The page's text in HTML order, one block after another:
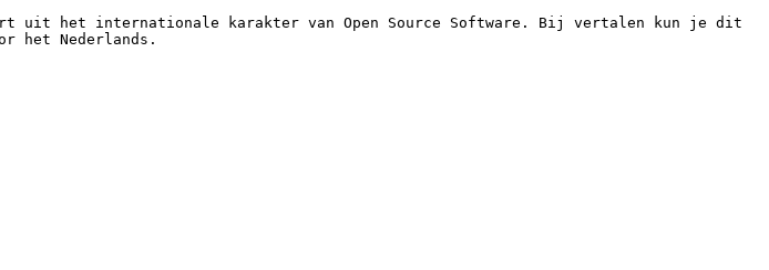
uit het internationale karakter van Open Source Software. Bij vertalen kun je dit
het Nederlands.